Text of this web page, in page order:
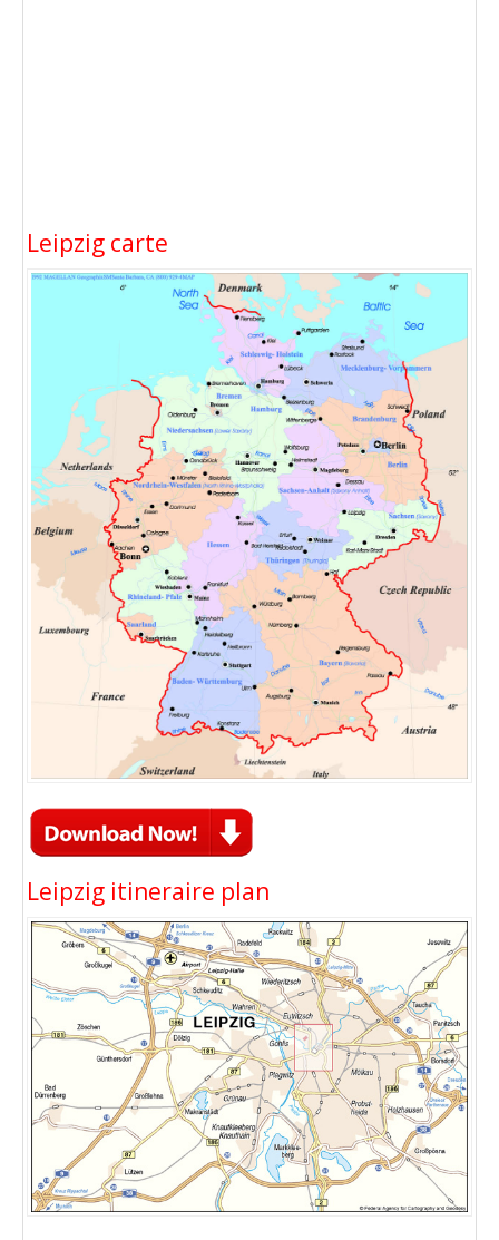
Leipzig carte
Leipzig itineraire plan